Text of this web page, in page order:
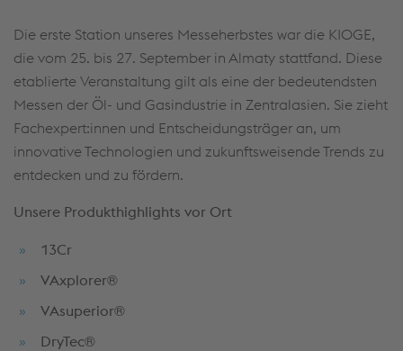
Die erste Station unseres Messeherbstes war die KIOGE,
die vom 25. bis 27. September in Almaty stattfand. Diese
etablierte Veranstaltung gilt als eine der bedeutendsten
Messen der Öl- und Gasindustrie in Zentralasien. Sie zieht
Fachexpert:innen und Entscheidungsträger an, um
innovative Technologien und zukunftsweisende Trends zu
entdecken und zu fördern.
Unsere Produkthighlights vor Ort
13Cr
VAxplorer®
VAsuperior®
DryTec®